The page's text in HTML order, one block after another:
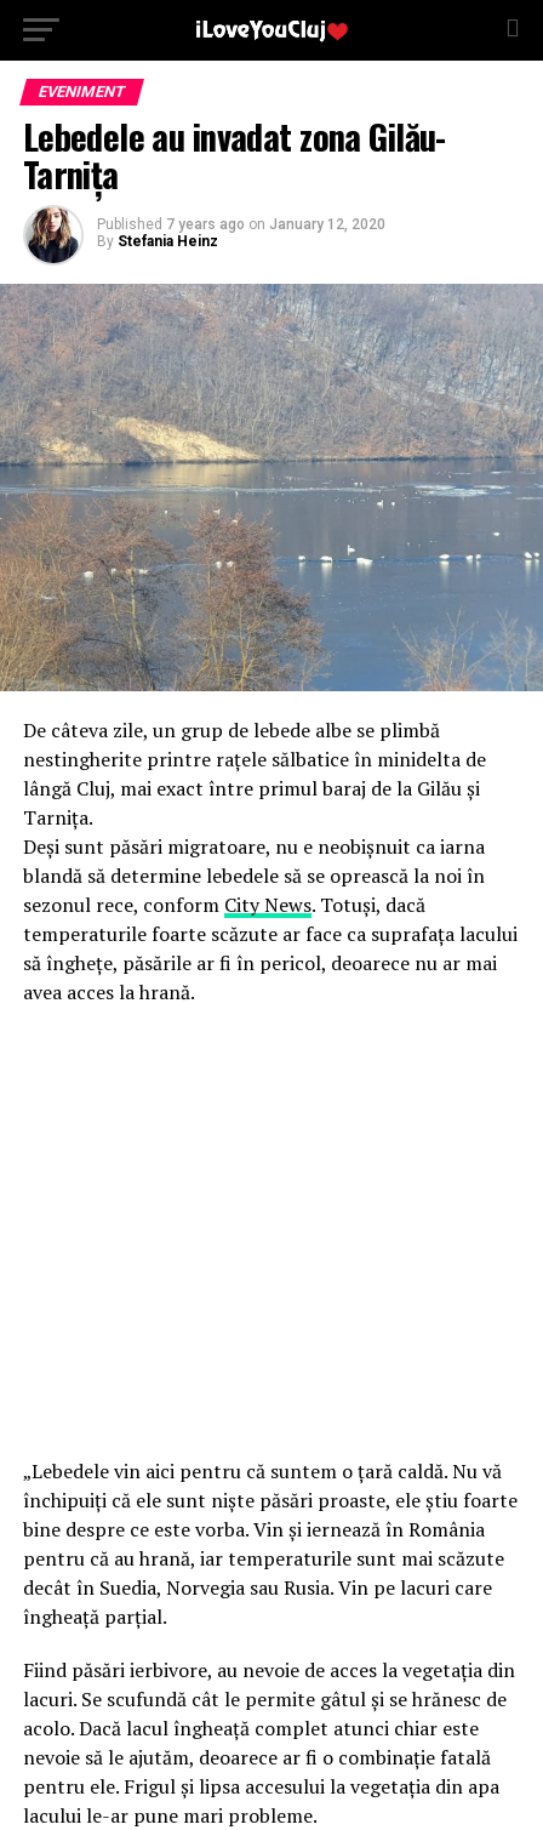
EVENIMENT
Lebedele au invadat zona Gilău-
Tarnița
Published 7 years ago on January 12, 2020
By Stefania Heinz
De câteva zile, un grup de lebede albe se plimbă
nestingherite printre rațele sălbatice în minidelta de
lângă Cluj, mai exact între primul baraj de la Gilău și
Tarnița.
Deși sunt păsări migratoare, nu e neobișnuit ca iarna
blandă să determine lebedele să se oprească la noi în
sezonul rece, conform City News. Totuși, dacă
temperaturile foarte scăzute ar face ca suprafața lacului
să înghețe, păsările ar fi în pericol, deoarece nu ar mai
avea acces la hrană.
„Lebedele vin aici pentru că suntem o țară caldă. Nu vă
închipuiți că ele sunt niște păsări proaste, ele știu foarte
bine despre ce este vorba. Vin și iernează în România
pentru că au hrană, iar temperaturile sunt mai scăzute
decât în Suedia, Norvegia sau Rusia. Vin pe lacuri care
îngheață parțial.
Fiind păsări ierbivore, au nevoie de acces la vegetația din
lacuri. Se scufundă cât le permite gâtul și se hrănesc de
acolo. Dacă lacul îngheață complet atunci chiar este
nevoie să le ajutăm, deoarece ar fi o combinație fatală
pentru ele. Frigul și lipsa accesului la vegetația din apa
lacului le-ar pune mari probleme.